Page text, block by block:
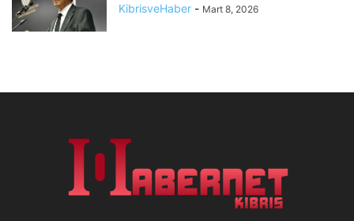
KibrisveHaber - Mart 8, 2026